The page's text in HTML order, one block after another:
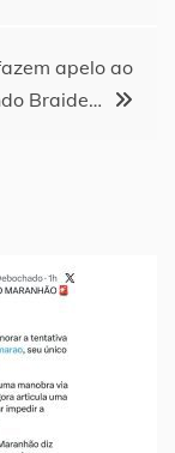
apelo ao
Braide…